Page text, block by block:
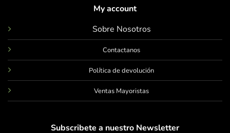
My account
Sobre Nosotros
Contactanos
Política de devolución
Ventas Mayoristas
Subscribete a nuestro Newsletter